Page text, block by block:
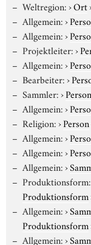
Weltregion:›Ort
Allgemein:›
Allgemein:›
Projektleiter:›
Allgemein:›
Bearbeiter:›
Sammler:›Person
Allgemein:›
Religion:›Person
Allgemein:›
Allgemein:›
Allgemein:›
Produktionsform:
Produktionsform
Allgemein:›
Produktionsform
Allgemein:›